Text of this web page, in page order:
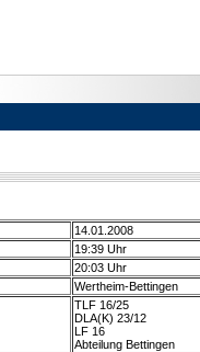
14.01.2008
19:39 Uhr
20:03 Uhr
Wertheim-Bettingen
TLF 16/25
DLA(K) 23/12
LF 16
Abteilung Bettingen